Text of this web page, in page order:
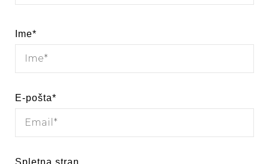
Ime*
E-pošta*
Spletna stran